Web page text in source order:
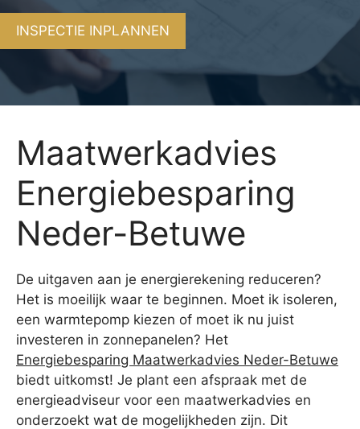
INSPECTIE INPLANNEN
Maatwerkadvies
Energiebesparing
Neder-Betuwe
De uitgaven aan je energierekening reduceren?
Het is moeilijk waar te beginnen. Moet ik isoleren,
een warmtepomp kiezen of moet ik nu juist
investeren in zonnepanelen? Het
Energiebesparing Maatwerkadvies Neder-Betuwe
biedt uitkomst! Je plant een afspraak met de
energieadviseur voor een maatwerkadvies en
onderzoekt wat de mogelijkheden zijn. Dit